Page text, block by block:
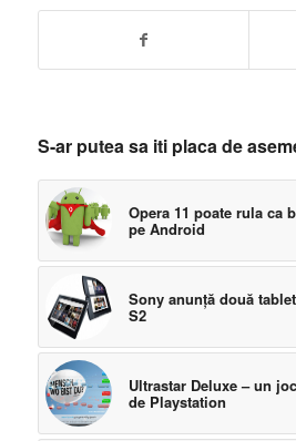
S-ar putea sa iti placa de
Opera 11 poate rula ca
pe Android
Sony anunţă două
S2
Ultrastar Deluxe – un
de Playstation